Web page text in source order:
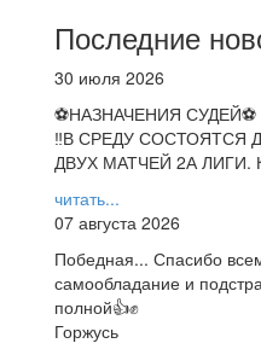
Последние
30 июля 2026
⚽НАЗНАЧЕНИЯ СУДЕЙ⚽
‼В СРЕДУ СОСТОЯТСЯ
ДВУХ МАТЧЕЙ 2А
читать...
07 августа 2026
Победная... Спасибо
самообладание и
полной👍✊
Горжусь